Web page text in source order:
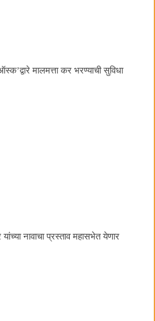
मालमत्ता कर भरण्याची सुविधा
नावाचा प्रस्ताव महासभेत येणार